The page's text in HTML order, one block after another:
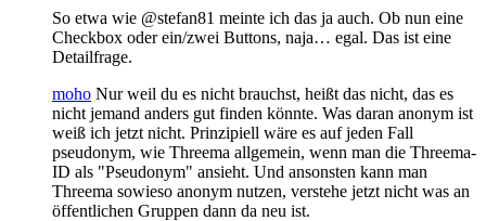
So etwa wie @stefan81 meinte ich das ja auch. Ob nun eine
Checkbox oder ein/zwei Buttons, naja… egal. Das ist eine
Detailfrage.
moho Nur weil du es nicht brauchst, heißt das nicht, das es
nicht jemand anders gut finden könnte. Was daran anonym ist
weiß ich jetzt nicht. Prinzipiell wäre es auf jeden Fall
pseudonym, wie Threema allgemein, wenn man die Threema-
ID als "Pseudonym" ansieht. Und ansonsten kann man
Threema sowieso anonym nutzen, verstehe jetzt nicht was an
öffentlichen Gruppen dann da neu ist.